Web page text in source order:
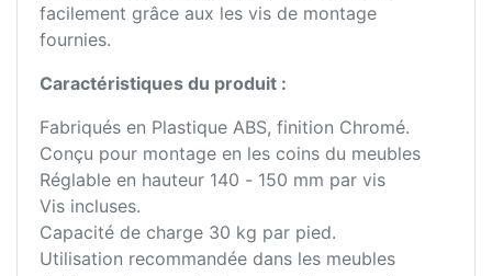
facilement grâce aux les vis de montage
fournies.
Caractéristiques du produit :
Fabriqués en Plastique ABS, finition Chromé.
Conçu pour montage en les coins du meubles
Réglable en hauteur 140 - 150 mm par vis
Vis incluses.
Capacité de charge 30 kg par pied.
Utilisation recommandée dans les meubles